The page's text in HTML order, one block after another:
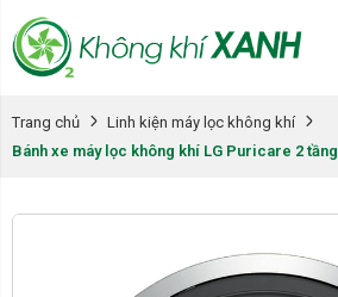
Trang chủ
Linh kiện máy lọc không khí
Bánh xe máy lọc không khí LG Puricare 2 tầng